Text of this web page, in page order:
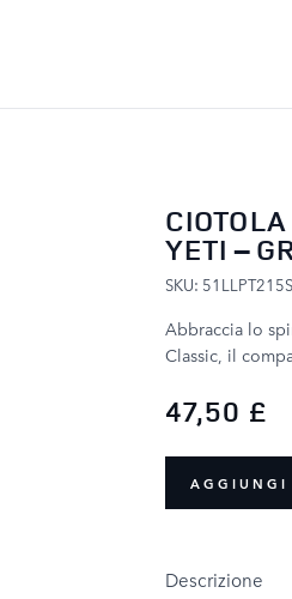
YETI –
SKU:
Abbraccia lo
Classic, il
47,50 £
AGGIUNGI
Descrizione